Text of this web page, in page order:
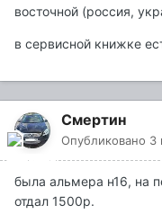
восточной (россия,
в сервисной книжке
Смертин
Опубликовано 3
была альмера н16, на
отдал 1500р.